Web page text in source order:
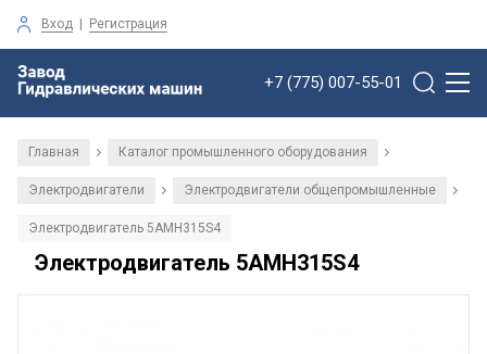
Вход | Регистрация
+7 (775) 007-55-01
Главная / Каталог промышленного оборудования /
Электродвигатели / Электродвигатели общепромышленные /
Электродвигатель 5АМН315S4
Электродвигатель 5АМН315S4